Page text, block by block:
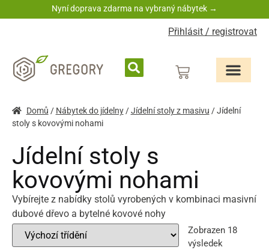
Nyní doprava zdarma na vybraný nábytek →
Přihlásit / registrovat
Domů / Nábytek do jídelny/Jídelní stoly z masivu / Jídelní
stoly s kovovými nohami
Jídelní stoly s
kovovými nohami
Vybírejte z nabídky stolů vyrobených v kombinaci masivní
dubové dřevo a bytelné kovové nohy
Zobrazen 18
výsledek